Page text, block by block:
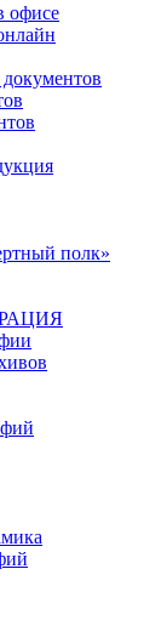
офисе
полк»